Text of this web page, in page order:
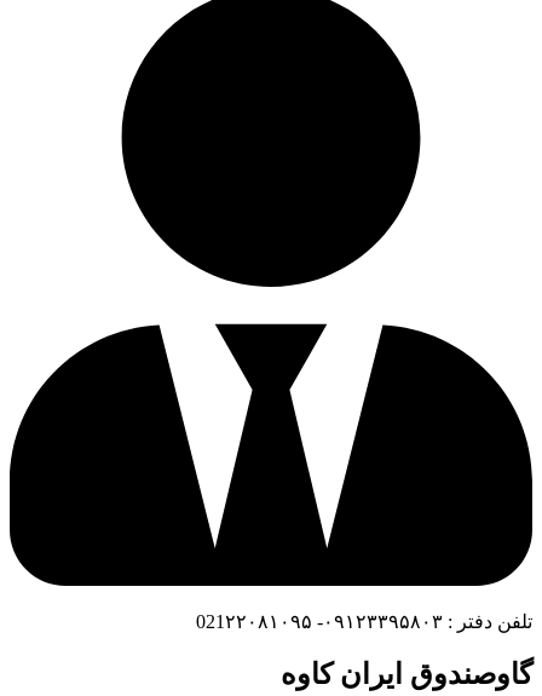
تلفن دفتر : ۰۹۱۲۳۳۹۵۸۰۳- 021۲۲۰۸۱۰۹۵
گاوصندوق ایران کاوه